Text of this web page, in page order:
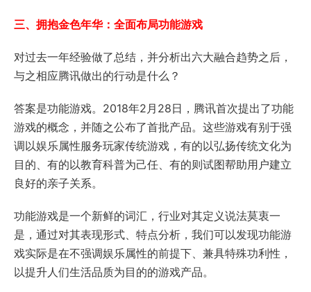
三、拥抱金色年华：全面布局功能游戏
对过去一年经验做了总结，并分析出六大融合趋势之后，
与之相应腾讯做出的行动是什么？
答案是功能游戏。2018年2月28日，腾讯首次提出了功能
游戏的概念，并随之公布了首批产品。这些游戏有别于强
调以娱乐属性服务玩家传统游戏，有的以弘扬传统文化为
目的、有的以教育科普为己任、有的则试图帮助用户建立
良好的亲子关系。
功能游戏是一个新鲜的词汇，行业对其定义说法莫衷一
是，通过对其表现形式、特点分析，我们可以发现功能游
戏实际是在不强调娱乐属性的前提下、兼具特殊功利性，
以提升人们生活品质为目的的游戏产品。